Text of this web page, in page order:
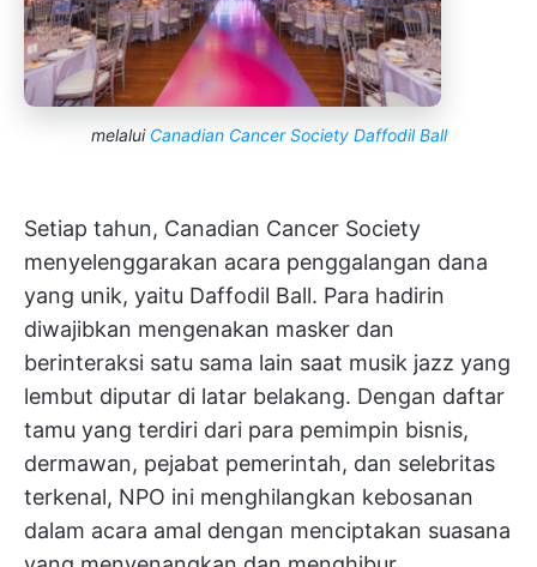
melalui Canadian Cancer Society Daffodil Ball
Setiap tahun, Canadian Cancer Society
menyelenggarakan acara penggalangan dana
yang unik, yaitu Daffodil Ball. Para hadirin
diwajibkan mengenakan masker dan
berinteraksi satu sama lain saat musik jazz yang
lembut diputar di latar belakang. Dengan daftar
tamu yang terdiri dari para pemimpin bisnis,
dermawan, pejabat pemerintah, dan selebritas
terkenal, NPO ini menghilangkan kebosanan
dalam acara amal dengan menciptakan suasana